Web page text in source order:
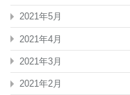
2021年5月
2021年4月
2021年3月
2021年2月